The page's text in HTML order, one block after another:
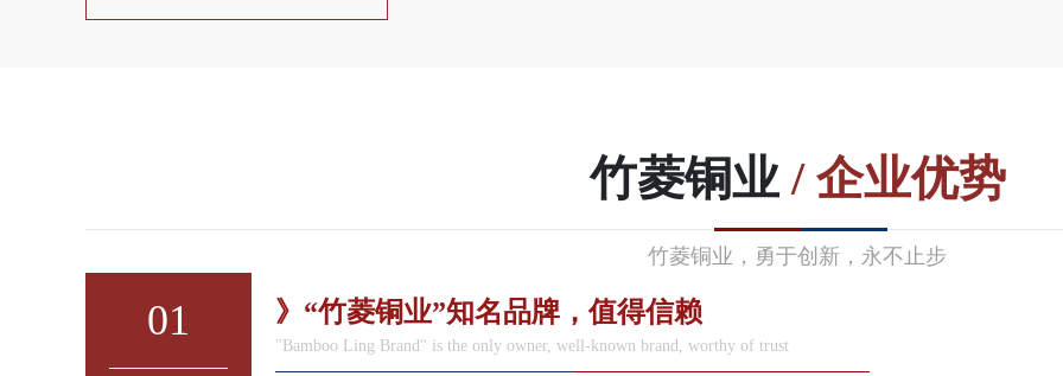
竹菱铜业/ 企业优势
竹菱铜业，勇于创新，永不止步
01 》“竹菱铜业”知名品牌，值得信赖
"Bamboo Ling Brand" is the only owner, well-known brand, worthy of trust